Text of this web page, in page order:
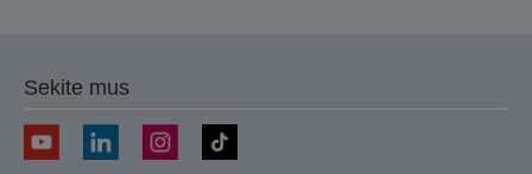
Sekite mus